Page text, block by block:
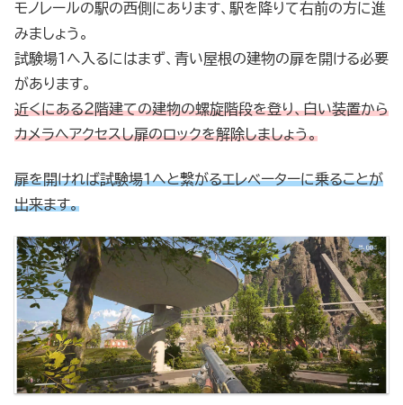
モノレールの駅の西側にあります、駅を降りて右前の方に進
みましょう。
試験場１へ入るにはまず、青い屋根の建物の扉を開ける必要
があります。
近くにある２階建ての建物の螺旋階段を登り、白い装置から
カメラへアクセスし扉のロックを解除しましょう。
扉を開ければ試験場１へと繋がるエレベーターに乗ることが
出来ます。